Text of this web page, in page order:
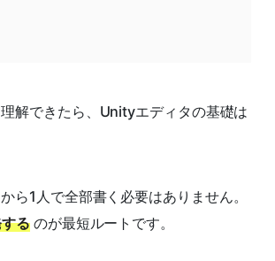
解できたら、Unityエディタの基礎は
ら1人で全部書く必要はありません。
るのが最短ルートです。